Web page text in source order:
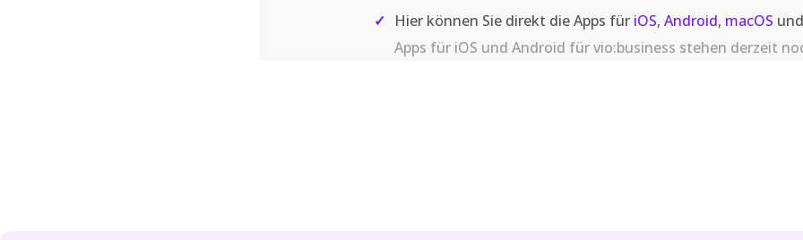
✓ Hier können Sie direkt die Apps für iOS, Android, macOS und
Apps für iOS und Android für vio:business stehen derzeit